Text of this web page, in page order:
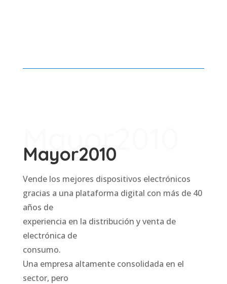
Mayor2010
Mayor2010
Vende los mejores dispositivos electrónicos
gracias a una plataforma digital con más de 40
años de
experiencia en la distribución y venta de
electrónica de
consumo.
Una empresa altamente consolidada en el
sector, pero